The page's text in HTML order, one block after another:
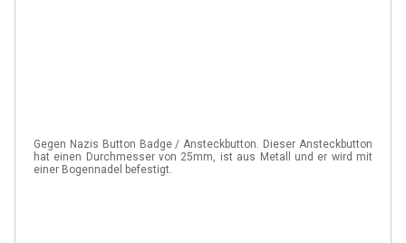
Gegen Nazis Button Badge / Ansteckbutton. Dieser Ansteckbutton
hat einen Durchmesser von 25mm, ist aus Metall und er wird mit
einer Bogennadel befestigt.